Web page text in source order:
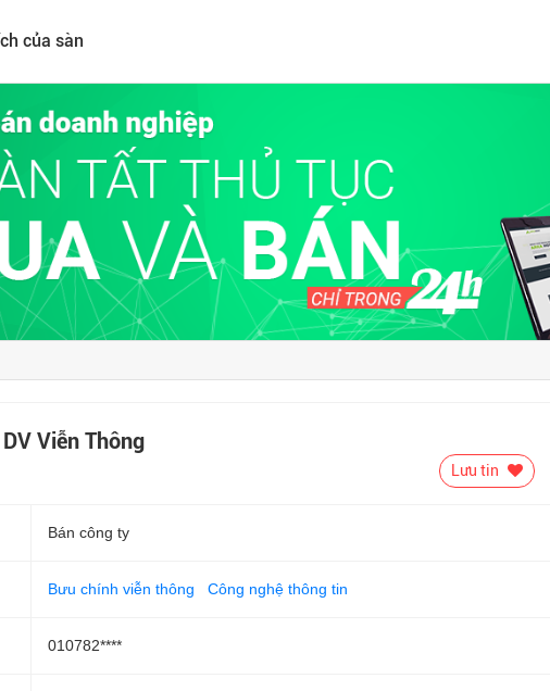
của sàn
Viễn Thông
Lưu tin
Bán công ty
Bưu chính viễn thông Công nghệ thông tin
010782****